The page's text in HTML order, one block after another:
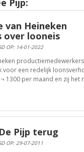
Pijp:
van Heineken
over looneis
OP: 14-01-2022
productiemedewerkers
een redelijk
1300 per maand en zij het
Pijp terug
OP: 29-07-2011